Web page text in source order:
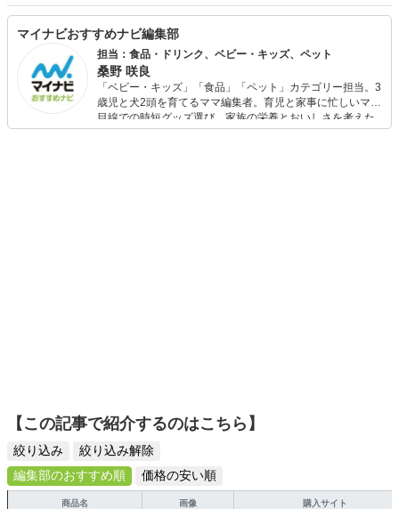
マイナビおすすめナビ編集部
担当：食品・ドリンク、ベビー・キッズ、ペット
桑野 咲良
「ベビー・キッズ」「食品」「ペット」カテゴリー担当。3
歳児と犬2頭を育てるママ編集者。育児と家事に忙しいママ
目線での時短グッズ選び、家族の栄養とおいしさを考えた
食品選び、束の間のリラックスタイムを楽しむためのスイ
【この記事で紹介するのはこちら】
絞り込み
絞り込み解除
編集部のおすすめ順
価格の安い順
商品名 画像 購入サイト